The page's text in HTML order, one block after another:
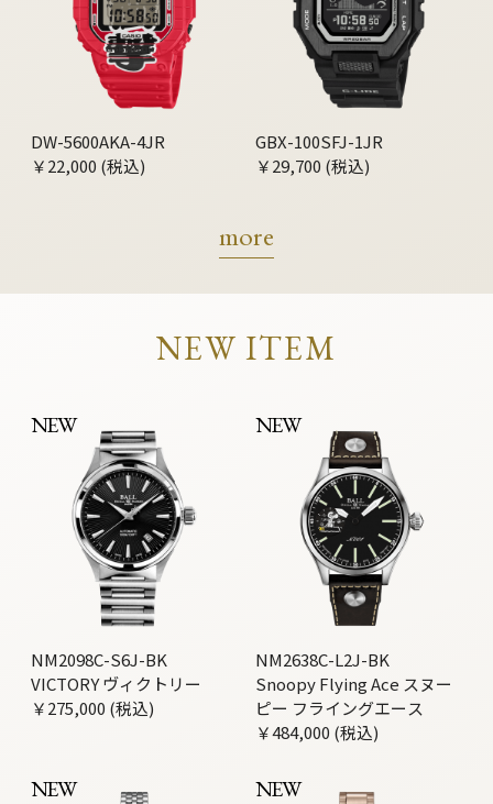
DW-5600AKA-4JR
￥22,000 (税込)
GBX-100SFJ-1JR
￥29,700 (税込)
more
NEW ITEM
NEW
NM2098C-S6J-BK
VICTORY ヴィクトリー
￥275,000 (税込)
NEW
NM2638C-L2J-BK
Snoopy Flying Ace スヌー
ピー フライングエース
￥484,000 (税込)
NEW NEW